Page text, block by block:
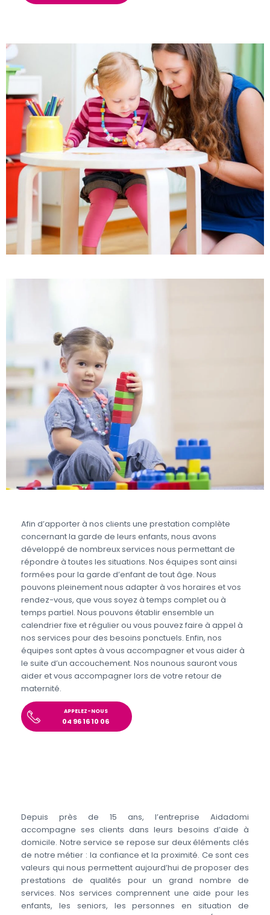
Afin d’apporter à nos clients une prestation complète
concernant la garde de leurs enfants, nous avons
développé de nombreux services nous permettant de
répondre à toutes les situations. Nos équipes sont ainsi
formées pour la garde d’enfant de tout âge. Nous
pouvons pleinement nous adapter à vos horaires et vos
rendez-vous, que vous soyez à temps complet ou à
temps partiel. Nous pouvons établir ensemble un
calendrier fixe et régulier ou vous pouvez faire à appel à
nos services pour des besoins ponctuels. Enfin, nos
équipes sont aptes à vous accompagner et vous aider à
le suite d’un accouchement. Nos nounous sauront vous
aider et vous accompagner lors de votre retour de
maternité.
APPELEZ-NOUS
04 96 16 10 06
Depuis près de 15 ans, l’entreprise Aidadomi
accompagne ses clients dans leurs besoins d’aide à
domicile. Notre service se repose sur deux éléments clés
de notre métier : la confiance et la proximité. Ce sont ces
valeurs qui nous permettent aujourd’hui de proposer des
prestations de qualités pour un grand nombre de
services. Nos services comprennent une aide pour les
enfants, les seniors, les personnes en situation de